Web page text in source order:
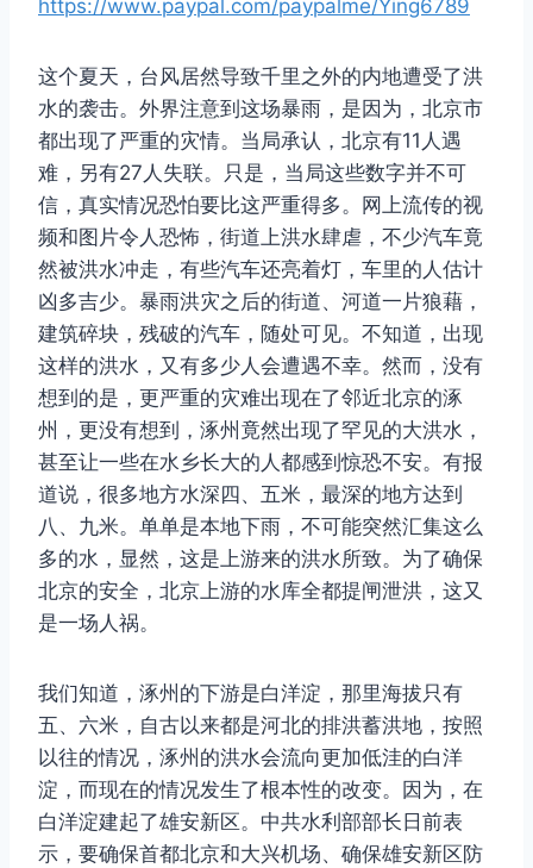
https://www.paypal.com/paypalme/Ying6789
这个夏天，台风居然导致千里之外的内地遭受了洪
水的袭击。外界注意到这场暴雨，是因为，北京市
都出现了严重的灾情。当局承认，北京有11人遇
难，另有27人失联。只是，当局这些数字并不可
信，真实情况恐怕要比这严重得多。网上流传的视
频和图片令人恐怖，街道上洪水肆虐，不少汽车竟
然被洪水冲走，有些汽车还亮着灯，车里的人估计
凶多吉少。暴雨洪灾之后的街道、河道一片狼藉，
建筑碎块，残破的汽车，随处可见。不知道，出现
这样的洪水，又有多少人会遭遇不幸。然而，没有
想到的是，更严重的灾难出现在了邻近北京的涿
州，更没有想到，涿州竟然出现了罕见的大洪水，
甚至让一些在水乡长大的人都感到惊恐不安。有报
道说，很多地方水深四、五米，最深的地方达到
八、九米。单单是本地下雨，不可能突然汇集这么
多的水，显然，这是上游来的洪水所致。为了确保
北京的安全，北京上游的水库全都提闸泄洪，这又
是一场人祸。
我们知道，涿州的下游是白洋淀，那里海拔只有
五、六米，自古以来都是河北的排洪蓄洪地，按照
以往的情况，涿州的洪水会流向更加低洼的白洋
淀，而现在的情况发生了根本性的改变。因为，在
白洋淀建起了雄安新区。中共水利部部长日前表
示，要确保首都北京和大兴机场、确保雄安新区防